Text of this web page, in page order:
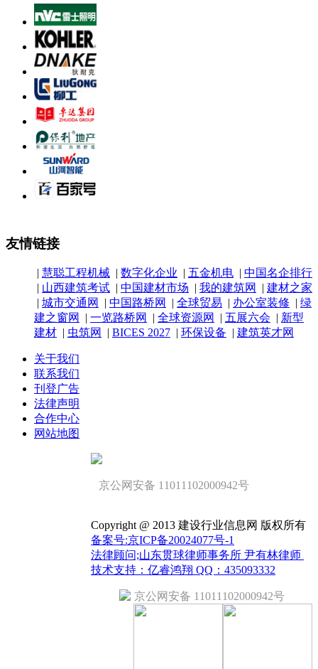
友情链接
| 慧聪工程机械 | 数字化企业 | 五金机电 | 中国名企排行
| 山西建筑考试 | 中国建材市场 | 我的建筑网 | 建材之家
| 城市交通网 | 中国路桥网 | 全球贸易 | 办公室装修 | 绿
建之窗网
| 一览路桥网 | 全球资源网 | 五展六会 | 新型
建材 | 虫筑网 | BICES 2027 | 环保设备 | 建筑英才网
关于我们
联系我们
刊登广告
法律声明
合作中心
网站地图
京公网安备 11011102000942号
Copyright @ 2013 建设行业信息网 版权所有
备案号:京ICP备20024077号-1
法律顾问;山东贯球律师事务所 尹有林律师
技术支持：亿睿鸿翔 QQ：435093332
京公网安备 11011102000942号